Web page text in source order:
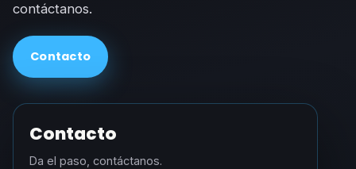
contáctanos.
Contacto
Contacto
Da el paso, contáctanos.